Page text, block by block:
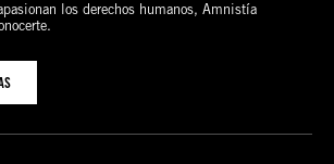
los derechos humanos, Amnistía